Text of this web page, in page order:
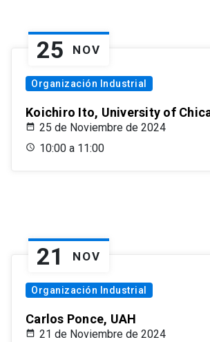
25 NOV
Organización Industrial
Koichiro Ito, University of
25 de Noviembre de 2024
10:00 a 11:00
21 NOV
Organización Industrial
Carlos Ponce, UAH
21 de Noviembre de 2024